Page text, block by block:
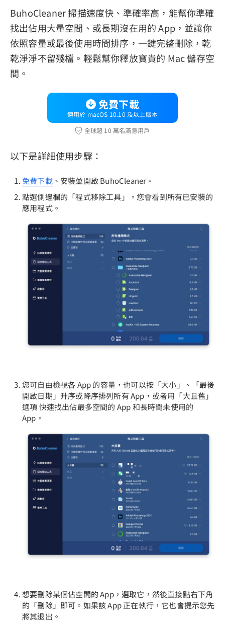
BuhoCleaner 掃描速度快、準確率高，能幫你準確
找出佔用大量空間、或長期沒在用的 App，並讓你
依照容量或最後使用時間排序，一鍵完整刪除，乾
乾淨淨不留殘檔。輕鬆幫你釋放寶貴的 Mac 儲存空
間。
免費下載
適用於 macOS 10.10 及以上版本
全球超 10 萬名滿意用戶
以下是詳細使用步驟：
免費下載、安裝並開啟 BuhoCleaner。
點選側邊欄的「程式移除工具」，您會看到所有已安裝的
應用程式。
您可自由檢視各 App 的容量，也可以按「大小」、「最後
開啟日期」升序或降序排列所有 App，或者用「大且舊」
選項 快速找出佔最多空間的 App 和長時間未使用的
App。
想要刪除某個佔空間的 App，選取它，然後直接點右下角
的「刪除」即可。如果該 App 正在執行，它也會提示您先
將其退出。